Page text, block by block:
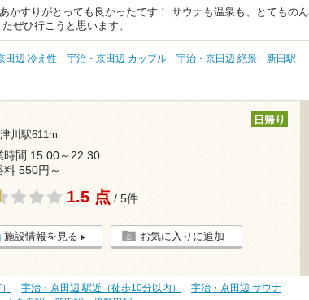
かすりがとっても良かったです！ サウナも温泉も、とてものん
ぜひ行こうと思います。
田辺 冷え性 宇治・京田辺 カップル 宇治・京田辺 絶景
新田駅
川駅611m
日帰り
時間 15:00～22:30
料 550円～
1.5 点 / 5件
施設情報を見る お気に入りに追加
宇治・京田辺 駅近（徒歩10分以内）
宇治・京田辺 サウナ